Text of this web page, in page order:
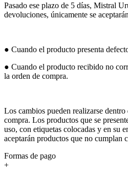
Pasado ese plazo de 5 días, Mistral
devoluciones, únicamente se
● Cuando el producto presenta
● Cuando el producto recibido no
la orden de compra.
Los cambios pueden realizarse
compra. Los productos que se
uso, con etiquetas colocadas y en su
aceptarán productos que no cumplan
Formas de pago
+